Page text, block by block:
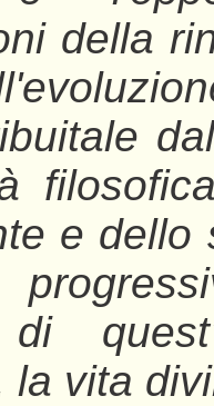
della
e dello
di
la vita